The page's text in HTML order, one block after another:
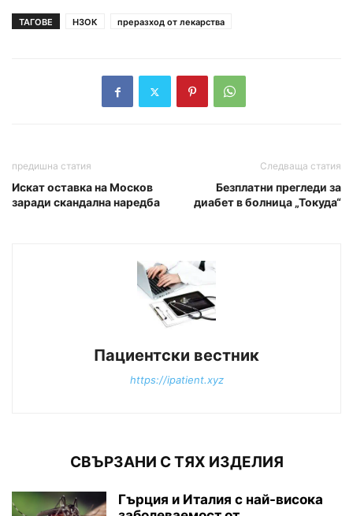
ТАГОВЕ НЗОК преразход от лекарства
предишна статия
Искат оставка на Москов
заради скандална наредба
Следваща статия
Безплатни прегледи за
диабет в болница „Токуда“
Пациентски вестник
https://ipatient.xyz
СВЪРЗАНИ С ТЯХ ИЗДЕЛИЯ
Гърция и Италия с най-висока